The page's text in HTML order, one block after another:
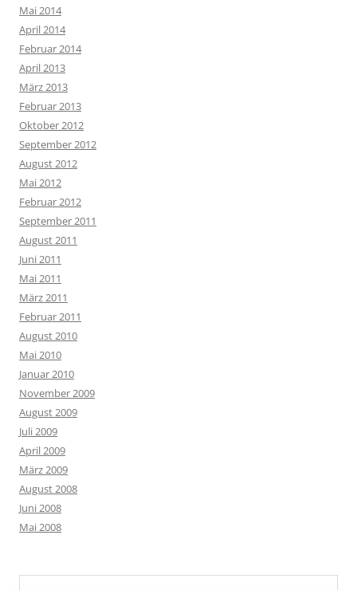
Mai 2014
April 2014
Februar 2014
April 2013
März 2013
Februar 2013
Oktober 2012
September 2012
August 2012
Mai 2012
Februar 2012
September 2011
August 2011
Juni 2011
Mai 2011
März 2011
Februar 2011
August 2010
Mai 2010
Januar 2010
November 2009
August 2009
Juli 2009
April 2009
März 2009
August 2008
Juni 2008
Mai 2008